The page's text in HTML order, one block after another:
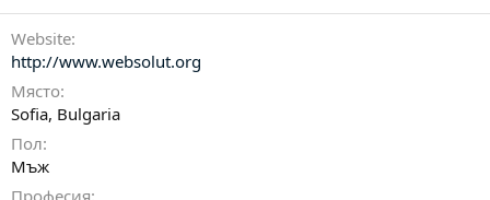
Website
http://www.websolut.org
Място
Sofia, Bulgaria
Пол
Мъж
Професия